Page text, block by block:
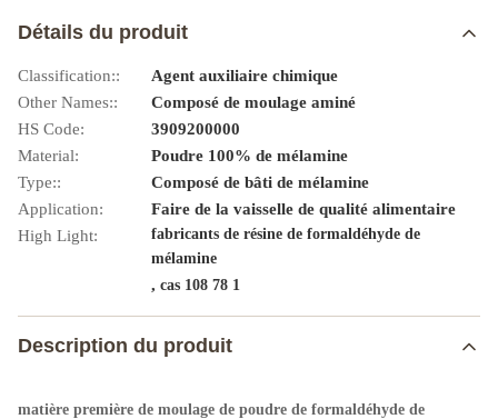
Détails du produit
Classification::
Agent auxiliaire chimique
Other Names::
Composé de moulage aminé
HS Code:
3909200000
Material:
Poudre 100% de mélamine
Type::
Composé de bâti de mélamine
Application:
Faire de la vaisselle de qualité alimentaire
High Light:
fabricants de résine de formaldéhyde de
mélamine
, cas 108 78 1
Description du produit
matière première de moulage de poudre de formaldéhyde de